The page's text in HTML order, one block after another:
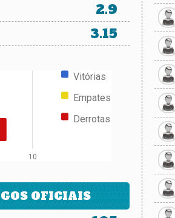
2.9
3.15
Vitórias
Empates
Derrotas
10
OFICIAIS